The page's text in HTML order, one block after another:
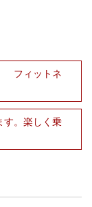
フィットネ
す。楽しく乗